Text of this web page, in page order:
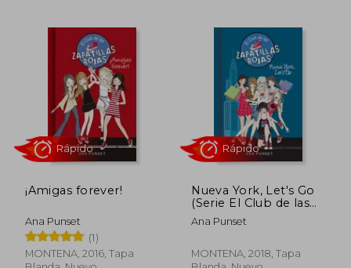
Rápido
10%
Rápido
¡Amigas forever!
Ana Punset
(1)
MONTENA, 2016, Tapa
Nueva York, Let's Go
(Serie El Club de las
Zapatillas Rojas 10)
Ana Punset
MONTENA, 2018, Tapa